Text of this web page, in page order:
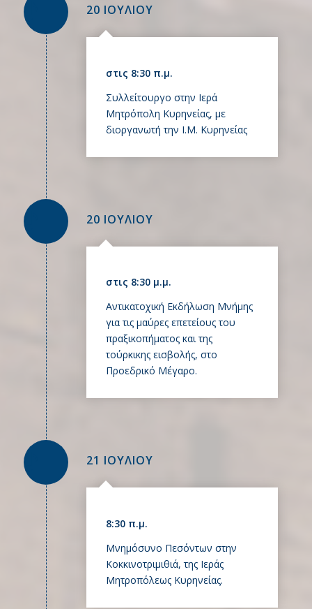
20 ΙΟΥΛΙΟΥ
στις 8:30 π.μ.
Συλλείτουργο στην Ιερά
Μητρόπολη Κυρηνείας, με
διοργανωτή την Ι.Μ. Κυρηνείας
20 ΙΟΥΛΙΟΥ
στις 8:30 μ.μ.
Αντικατοχική Εκδήλωση Μνήμης
για τις μαύρες επετείους του
πραξικοπήματος και της
τούρκικης εισβολής, στο
Προεδρικό Μέγαρο.
21 ΙΟΥΛΙΟΥ
8:30 π.μ.
Μνημόσυνο Πεσόντων στην
Κοκκινοτριμιθιά, της Ιεράς
Μητροπόλεως Κυρηνείας.